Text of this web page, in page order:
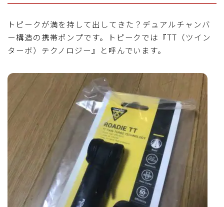
トピークが満を持して出してきた？デュアルチャンバ
ー構造の携帯ポンプです。トピークでは『TT（ツイン
ターボ）テクノロジー』と呼んでいます。